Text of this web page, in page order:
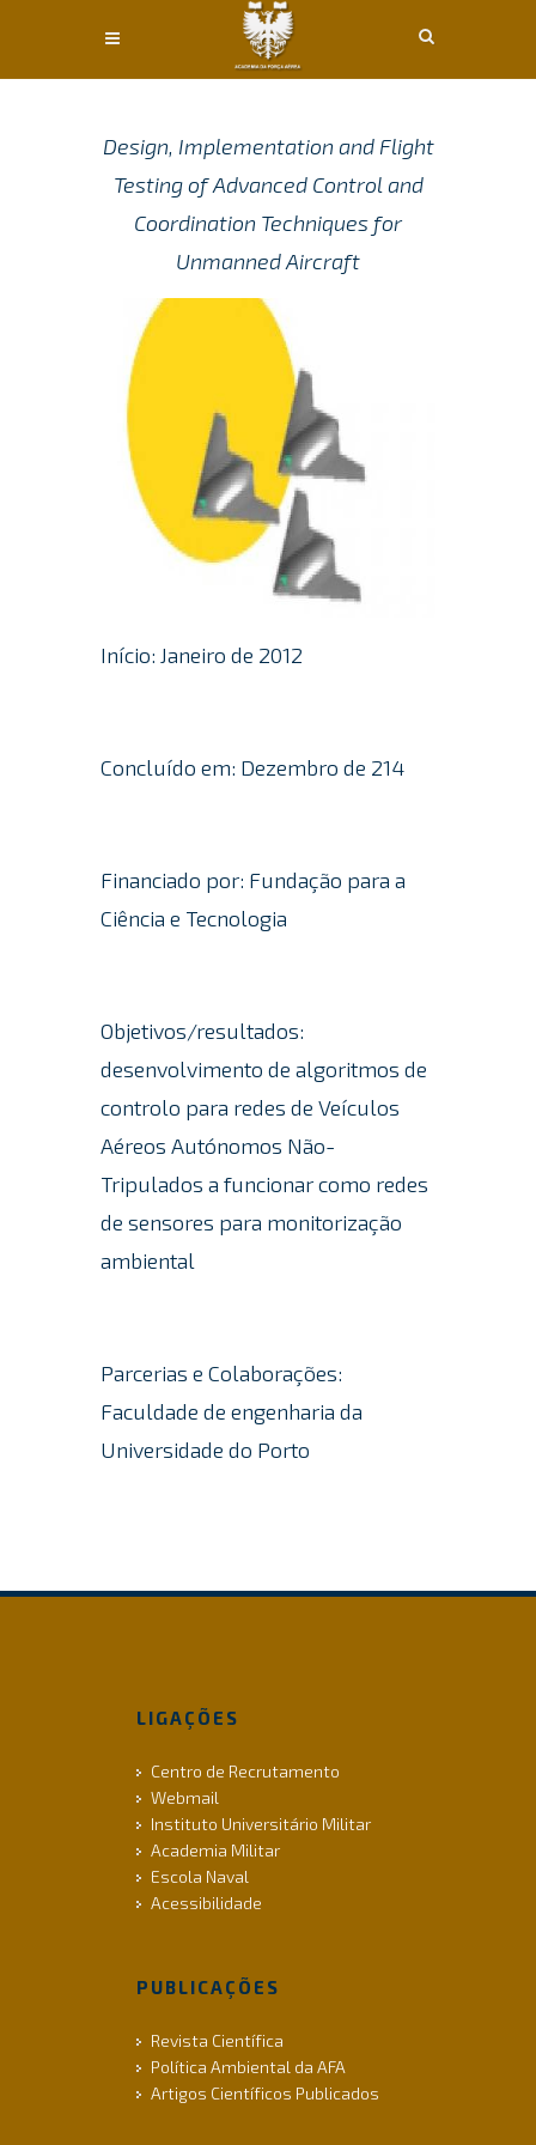
Design, Implementation and Flight
Testing of Advanced Control and
Coordination Techniques for
Unmanned Aircraft
Início: Janeiro de 2012
Concluído em: Dezembro de 214
Financiado por: Fundação para a
Ciência e Tecnologia
Objetivos/resultados:
desenvolvimento de algoritmos de
controlo para redes de Veículos
Aéreos Autónomos Não-
Tripulados a funcionar como redes
de sensores para monitorização
ambiental
Parcerias e Colaborações:
Faculdade de engenharia da
Universidade do Porto
LIGAÇÕES
Centro de Recrutamento
Webmail
Instituto Universitário Militar
Academia Militar
Escola Naval
Acessibilidade
PUBLICAÇÕES
Revista Científica
Política Ambiental da AFA
Artigos Científicos Publicados